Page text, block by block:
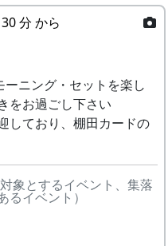
と、全国に棚田オー
植えをして地元の人
みに１年を過ごす
H CORPORATION
⽉ーアカリ
ジへ
歌おう
みんな
1999
あした
は帰ろ
2000
分 から
ニング・セットを楽し
をお過ごし下さい
しており、棚田カードの
象とするイベント、集落
イベント）